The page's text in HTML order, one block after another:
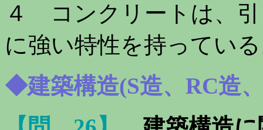
４ コンクリートは、
に強い特性を持ってい
◆建築構造(S造、RC造